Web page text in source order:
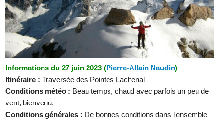
Informations du 27 juin 2023 (Pierre-Allain Naudin)
Itinéraire : Traversée des Pointes Lachenal
Conditions météo : Beau temps, chaud avec parfois un peu de
vent, bienvenu.
Conditions générales : De bonnes conditions dans l'ensemble